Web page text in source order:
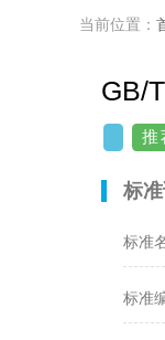
当前位置：
GB/
推
标
标准
标准